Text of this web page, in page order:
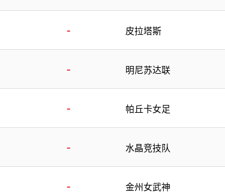
- 皮拉塔斯
- 明尼苏达联
- 帕丘卡女足
- 水晶竞技队
- 金州女武神